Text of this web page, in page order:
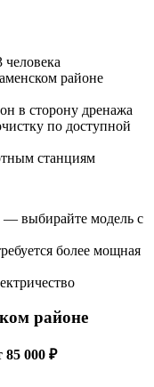
районе
в сторону дренажа
по доступной
станциям
— выбирайте модель с
более мощная
районе
85 000 ₽